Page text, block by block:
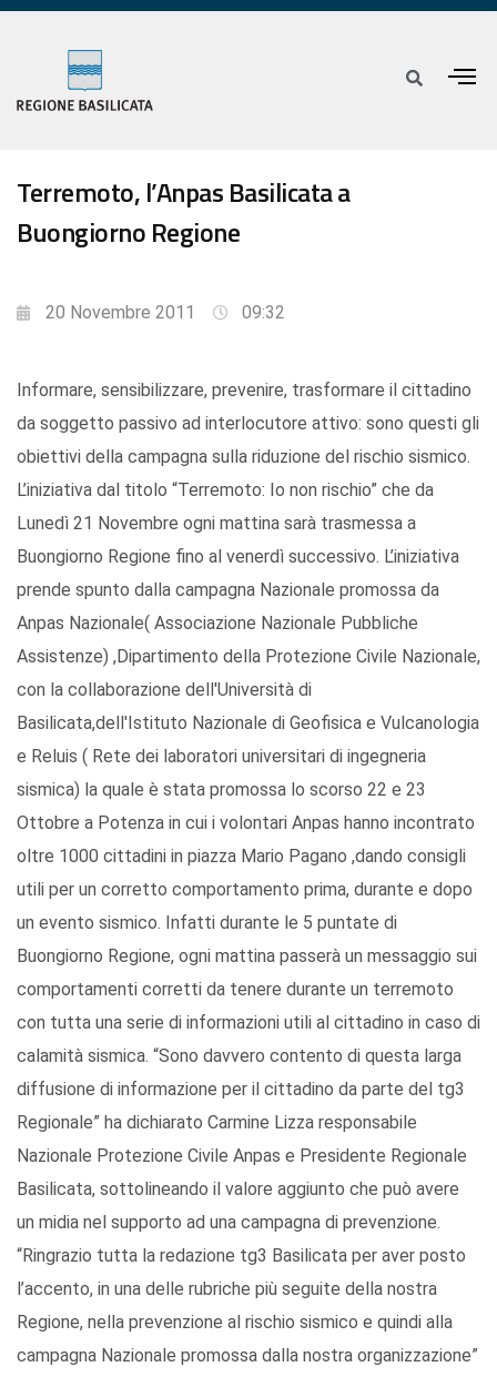
Terremoto, l’Anpas Basilicata a
Buongiorno Regione
20 Novembre 2011 09:32
Informare, sensibilizzare, prevenire, trasformare il cittadino
da soggetto passivo ad interlocutore attivo: sono questi gli
obiettivi della campagna sulla riduzione del rischio sismico.
L’iniziativa dal titolo “Terremoto: Io non rischio” che da
Lunedì 21 Novembre ogni mattina sarà trasmessa a
Buongiorno Regione fino al venerdì successivo. L’iniziativa
prende spunto dalla campagna Nazionale promossa da
Anpas Nazionale( Associazione Nazionale Pubbliche
Assistenze) ,Dipartimento della Protezione Civile Nazionale,
con la collaborazione dell'Università di
Basilicata,dell'Istituto Nazionale di Geofisica e Vulcanologia
e Reluis ( Rete dei laboratori universitari di ingegneria
sismica) la quale è stata promossa lo scorso 22 e 23
Ottobre a Potenza in cui i volontari Anpas hanno incontrato
oltre 1000 cittadini in piazza Mario Pagano ,dando consigli
utili per un corretto comportamento prima, durante e dopo
un evento sismico. Infatti durante le 5 puntate di
Buongiorno Regione, ogni mattina passerà un messaggio sui
comportamenti corretti da tenere durante un terremoto
con tutta una serie di informazioni utili al cittadino in caso di
calamità sismica. “Sono davvero contento di questa larga
diffusione di informazione per il cittadino da parte del tg3
Regionale” ha dichiarato Carmine Lizza responsabile
Nazionale Protezione Civile Anpas e Presidente Regionale
Basilicata, sottolineando il valore aggiunto che può avere
un midia nel supporto ad una campagna di prevenzione.
“Ringrazio tutta la redazione tg3 Basilicata per aver posto
l’accento, in una delle rubriche più seguite della nostra
Regione, nella prevenzione al rischio sismico e quindi alla
campagna Nazionale promossa dalla nostra organizzazione”